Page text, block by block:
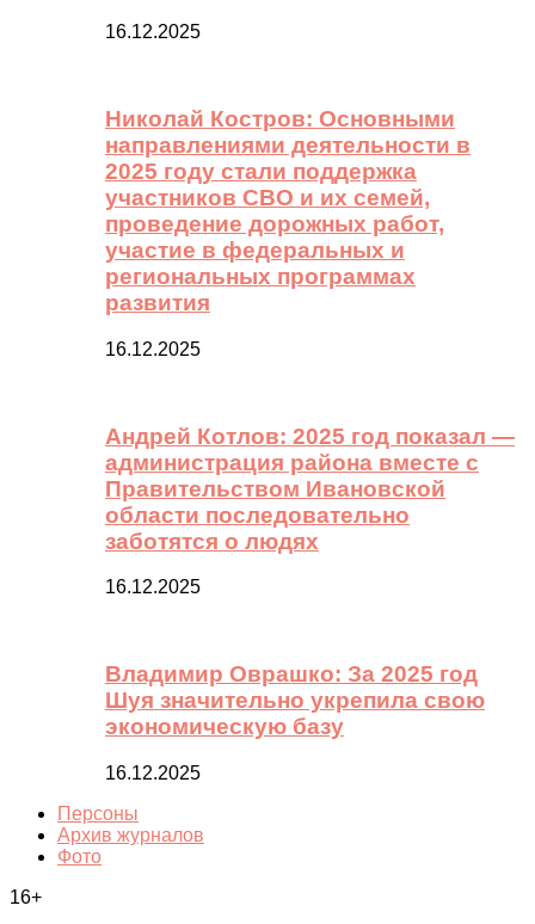
16.12.2025
Николай Костров: Основными
направлениями деятельности в
2025 году стали поддержка
участников СВО и их семей,
проведение дорожных работ,
участие в федеральных и
региональных программах
развития
16.12.2025
Андрей Котлов: 2025 год показал —
администрация района вместе с
Правительством Ивановской
области последовательно
заботятся о людях
16.12.2025
Владимир Оврашко: За 2025 год
Шуя значительно укрепила свою
экономическую базу
16.12.2025
Персоны
Архив журналов
Фото
16+